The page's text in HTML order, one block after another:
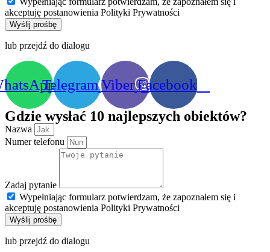
akceptuję postanowienia Polityki Prywatności
Wyślij prośbę
lub przejdź do dialogu
Telegram ViberFacebook
Gdzie wysłać 10 najlepszych obiektów?
Nazwa
Numer telefonu
Zadaj pytanie
Wypełniając formularz potwierdzam, że zapoznałem się i
akceptuję postanowienia Polityki Prywatności
Wyślij prośbę
lub przejdź do dialogu